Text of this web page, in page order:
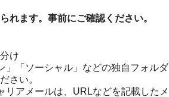
れます。事前にご確認ください。
け
」「ソーシャル」などの独自フォルダ
さい。
リアメールは、URLなどを記載したメ